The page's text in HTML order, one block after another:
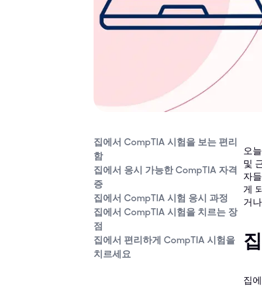
집에서 CompTIA 시험을 보는 편리
함
집에서 응시 가능한 CompTIA 자격
증
집에서 CompTIA 시험 응시 과정
집에서 CompTIA 시험을 치르는 장
점
집에서 편리하게 CompTIA 시험을
치르세요
오
및
자
게
거
집